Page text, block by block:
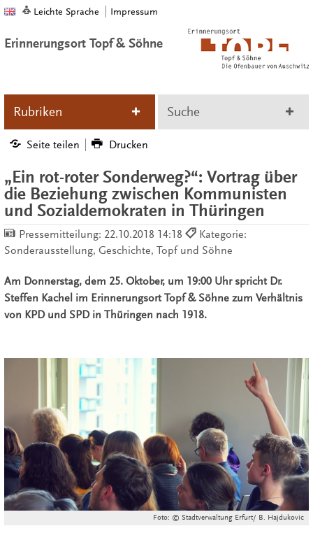
Leichte Sprache Impressum
Erinnerungsort Topf & Söhne
Rubriken Suche
Seite teilen Drucken
„Ein rot-roter Sonderweg?“: Vortrag über
die Beziehung zwischen Kommunisten
und Sozialdemokraten in Thüringen
Pressemitteilung: 22.10.2018 14:18
Kategorie:
Sonderausstellung, Geschichte, Topf und Söhne
Am Donnerstag, dem 25. Oktober, um 19:00 Uhr spricht Dr.
Steffen Kachel im Erinnerungsort Topf & Söhne zum Verhältnis
von KPD und SPD in Thüringen nach 1918.
Foto: © Stadtverwaltung Erfurt/ B. Hajdukovic